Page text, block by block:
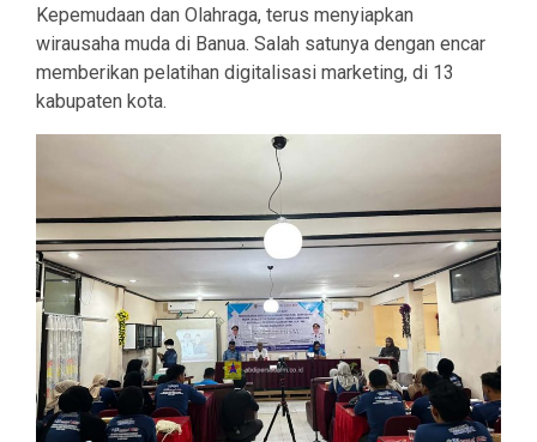
Kepemudaan dan Olahraga, terus menyiapkan
wirausaha muda di Banua. Salah satunya dengan encar
memberikan pelatihan digitalisasi marketing, di 13
kabupaten kota.